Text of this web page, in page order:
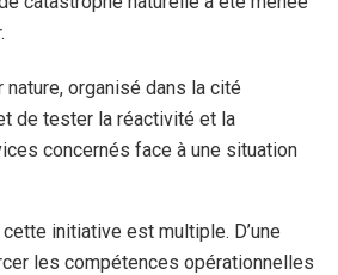
organisé dans la cité
de tester la réactivité et la
concernés face à une situation
initiative est multiple. D’une
les compétences opérationnelles